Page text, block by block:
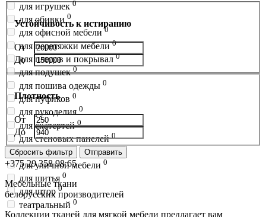
для игрушек 0
для обивки 0
для офисной мебели 0
для перетяжки мебели 0
для пледов и покрывал 0
для подушек 0
для пошива одежды 0
для пуфиков 0
для рукоделия 0
для скатертей 0
для стеновых панелей 0
для сумок 0
для уличной мебели 0
для шитья 0
для штор 0
театральный 0
Устойчивость к истиранию
От
До
Плотность
От
До
Сбросить фильтр Отправить
+375 29 358 98 65
Мебельные ткани
белорусских производителей
Коллекции тканей для мягкой мебели предлагает вам